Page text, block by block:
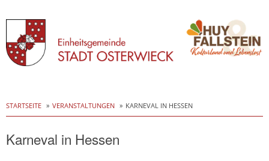
to
content
STARTSEITE VERANSTALTUNGEN KARNEVAL IN HESSEN
Karneval in Hessen